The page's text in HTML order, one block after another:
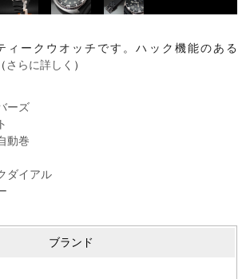
ィークウオッチです。ハック機能のある
さらに詳しく ）
ーズ
動巻
ダイアル
ブランド